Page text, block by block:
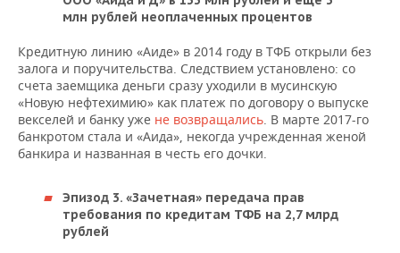
млн рублей неоплаченных процентов
Кредитную линию «Аиде» в 2014 году в ТФБ открыли без
залога и поручительства. Следствием установлено: со
счета заемщика деньги сразу уходили в мусинскую
«Новую нефтехимию» как платеж по договору о выпуске
векселей и банку уже не возвращались. В марте 2017-го
банкротом стала и «Аида», некогда учрежденная женой
банкира и названная в честь его дочки.
Эпизод 3. «Зачетная» передача прав
требования по кредитам ТФБ на 2,7 млрд
рублей